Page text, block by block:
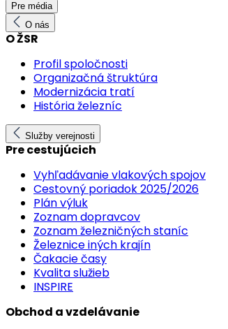
Pre média
O nás
O ŽSR
Profil spoločnosti
Organizačná štruktúra
Modernizácia tratí
História železníc
Služby verejnosti
Pre cestujúcich
Vyhľadávanie vlakových spojov
Cestovný poriadok 2025/2026
Plán výluk
Zoznam dopravcov
Zoznam železničných staníc
Železnice iných krajín
Čakacie časy
Kvalita služieb
INSPIRE
Obchod a vzdelávanie